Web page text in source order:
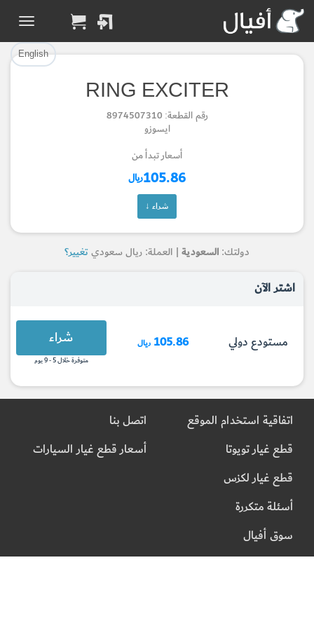
English
RING EXCITER
رقم القطعة: 8974507310
ايسوزو
أسعار تبدأ من
105.86ريال
شراء ↓
دولتك: السعودية | العملة: ريال سعوديتغيير؟
اشتر الآن
مستودع دولي 105.86 ريال شراء
متوفرة خلال 5 - 9 يوم
تم إضافة القطعة بنجاح.
الرجوع لصفحة البحث
Part Successfully
Selected
Return to Search Page
تم إضافة القطعة للسلة بنجاح.
إتمام عملية الشراء
Part Added to Cart
Checkout
اتفاقية استخدام الموقع
قطع غيار تويوتا
قطع غيار لكزس
أسئلة متكررة
سوق أفيال
اتصل بنا
أسعار قطع غيار السيارات